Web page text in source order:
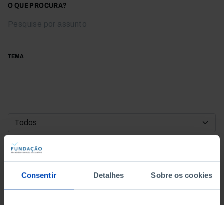
Consentir Detalhes Sobre os cookies
O QUE PROCURA?
TEMA
DATA DE INÍCIO
DATA DE FIM